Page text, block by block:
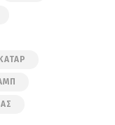
ΚΑΤΆΡ